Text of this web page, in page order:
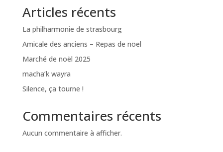
Articles récents
La philharmonie de strasbourg
Amicale des anciens – Repas de nöel
Marché de noël 2025
macha’k wayra
Silence, ça tourne !
Commentaires récents
Aucun commentaire à afficher.